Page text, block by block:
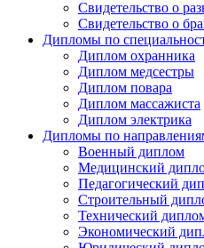
Свидетельство о
Свидетельство о
Дипломы по
Диплом охранника
Диплом медсестры
Диплом повара
Диплом массажиста
Диплом электрика
Дипломы по
Военный диплом
Медицинский
Педагогический
Строительный
Технический
Экономический